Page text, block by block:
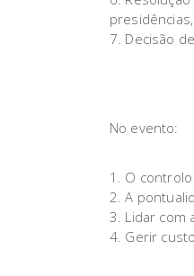
Decisão
No evento:
O
A
Lidar com
Gerir